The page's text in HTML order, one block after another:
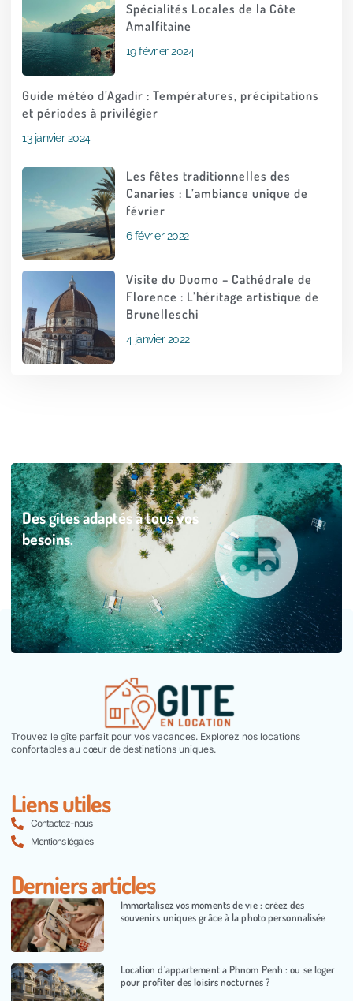
Spécialités Locales de la Côte
Amalfitaine
19 février 2024
Guide météo d’Agadir : Températures, précipitations
et périodes à privilégier
13 janvier 2024
Les fêtes traditionnelles des
Canaries : L’ambiance unique de
février
6 février 2022
Visite du Duomo – Cathédrale de
Florence : L’héritage artistique de
Brunelleschi
4 janvier 2022
Des gîtes adaptés à tous vos
besoins.
Trouvez le gîte parfait pour vos vacances. Explorez nos locations
confortables au cœur de destinations uniques.
Liens utiles
Contactez-nous
Mentions légales
Derniers articles
Immortalisez vos moments de vie : créez des
souvenirs uniques grâce à la photo personnalisée
Location d’appartement a Phnom Penh : ou se loger
pour profiter des loisirs nocturnes ?